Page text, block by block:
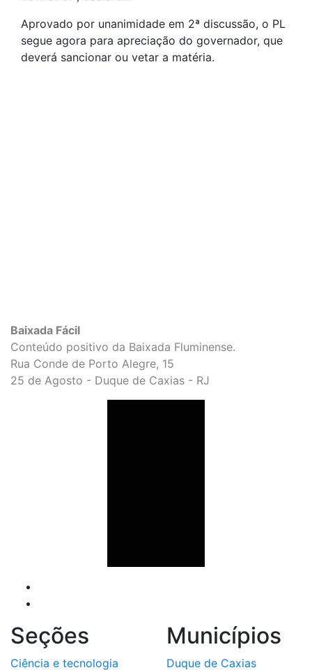
Aprovado por unanimidade em 2ª discussão, o PL
segue agora para apreciação do governador, que
deverá sancionar ou vetar a matéria.
Baixada Fácil
Conteúdo positivo da Baixada Fluminense.
Rua Conde de Porto Alegre, 15
25 de Agosto - Duque de Caxias - RJ
Seções
Ciência e tecnologia
Municípios
Duque de Caxias